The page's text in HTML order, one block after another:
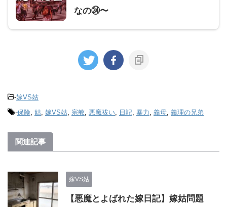
なの㉞〜
-嫁VS姑
-保険, 姑, 嫁VS姑, 宗教, 悪魔祓い, 日記, 暴力 , 義母, 義理の兄弟
関連記事
嫁VS姑
【悪魔とよばれた嫁日記】嫁姑問題